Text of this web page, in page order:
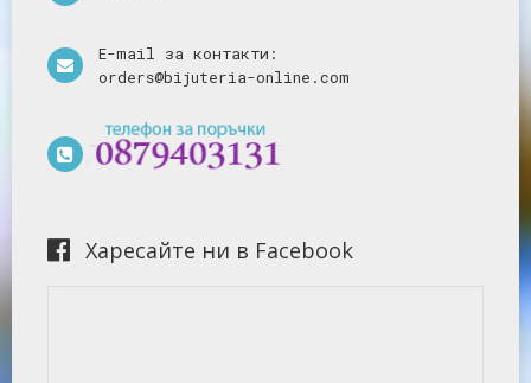
E-mail за контакти:
orders@bijuteria-online.com
Харесайте ни в Facebook